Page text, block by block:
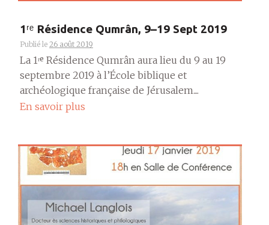
1ʳᵉ Résidence Qumrân, 9–19 Sept 2019
Publié le 26 août 2019
La 1ʳᵉ Résidence Qumrân aura lieu du 9 au 19
septembre 2019 à l’École biblique et
archéologique française de Jérusalem....
En savoir plus